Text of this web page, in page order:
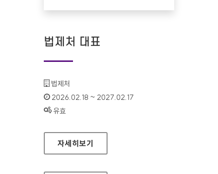
법제처 대표
기관명 :
법제처
인증기간 :
2026.02.18 ~ 2027.02.17
상태 :
유효
법제처 대표
자세히보기